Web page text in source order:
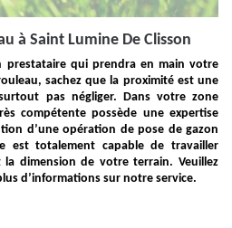
à Saint Lumine De Clisson
prestataire qui prendra en main votre
sachez que la proximité est une
pas négliger. Dans votre zone
compétente possède une expertise
d’une opération de pose de gazon
est totalement capable de travailler
dimension de votre terrain. Veuillez
d’informations sur notre service.